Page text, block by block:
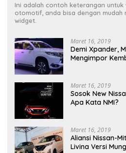
Ini adalah contoh keterangan
otomotif, anda bisa dengan mudah
widget.
Maret 16, 2019
Demi Xpander,
Mengimpor
Maret 16, 2019
Sosok New
Apa Kata NMI?
Maret 16, 2019
Aliansi Nissan-
Livina Versi